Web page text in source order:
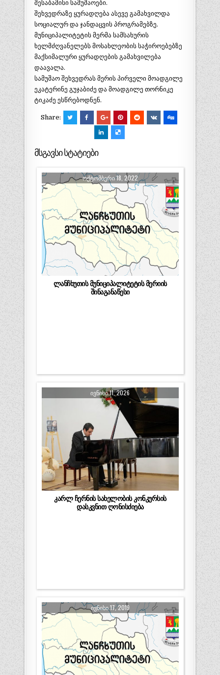
შესაბამისი სამუშაოები.
შეხვედრაზე ყურადღება ასევე გამახვილდა
სოციალურ და ჯანდაცვის პროგრამებზე.
მუნიციპალიტეტის მერმა სამსახურის
ხელმძღვანელებს მოსახლეობის საჭიროებებზე
მაქსიმალური ყურადღების გამახვილება
დაავალა.
სამუშაო შეხვედრას მერის პირველი მოადგილე
ეკატერინე გუჯაბიძე და მოადგილე თორნიკე
ტიკაძე ესწრებოდნენ.
Share:
მსგავსი სტატიები
ᲝᲥᲢᲝᲛᲑᲔᲠᲘ 18, 2022
ლანჩხუთის მუნიციპალიტეტის მერიის
შინაგანაწესი
ᲘᲕᲜᲘᲡᲘ 11, 2026
კარლ ჩერნის სახელობის კონკურსის
დასკვნით ღონისძიება
ᲘᲕᲜᲘᲡᲘ 17, 2019